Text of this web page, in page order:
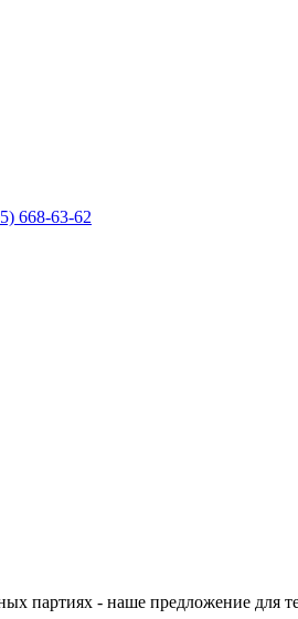
668-63-62
партиях - наше предложение для